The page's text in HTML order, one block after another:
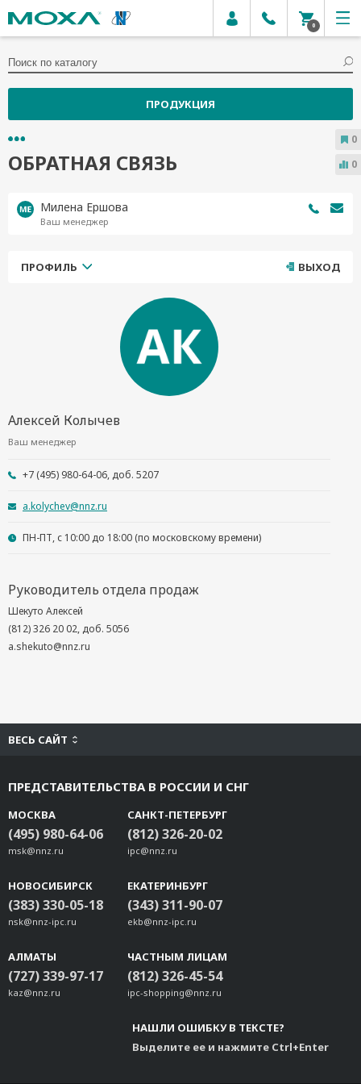
0
ПРОДУКЦИЯ
ОБРАТНАЯ СВЯЗЬ
Милена Ершова
Ваш менеджер
ПРОФИЛЬ ВЫХОД
Алексей Колычев
Ваш менеджер
+7 (495) 980-64-06, доб. 5207
a.kolychev@nnz.ru
ПН-ПТ, с 10:00 до 18:00 (по московскому времени)
Руководитель отдела продаж
Шекуто Алексей
(812) 326 20 02, доб. 5056
a.shekuto@nnz.ru
ВЕСЬ САЙТ
ПРЕДСТАВИТЕЛЬСТВА В РОССИИ И СНГ
МОСКВА
(495) 980-64-06
msk@nnz.ru
САНКТ-ПЕТЕРБУРГ
(812) 326-20-02
ipc@nnz.ru
НОВОСИБИРСК
(383) 330-05-18
nsk@nnz-ipc.ru
ЕКАТЕРИНБУРГ
(343) 311-90-07
ekb@nnz-ipc.ru
АЛМАТЫ
(727) 339-97-17
kaz@nnz.ru
ЧАСТНЫМ ЛИЦАМ
(812) 326-45-54
ipc-shopping@nnz.ru
НАШЛИ ОШИБКУ В ТЕКСТЕ?
Выделите ее и нажмите Ctrl+Enter
0
0